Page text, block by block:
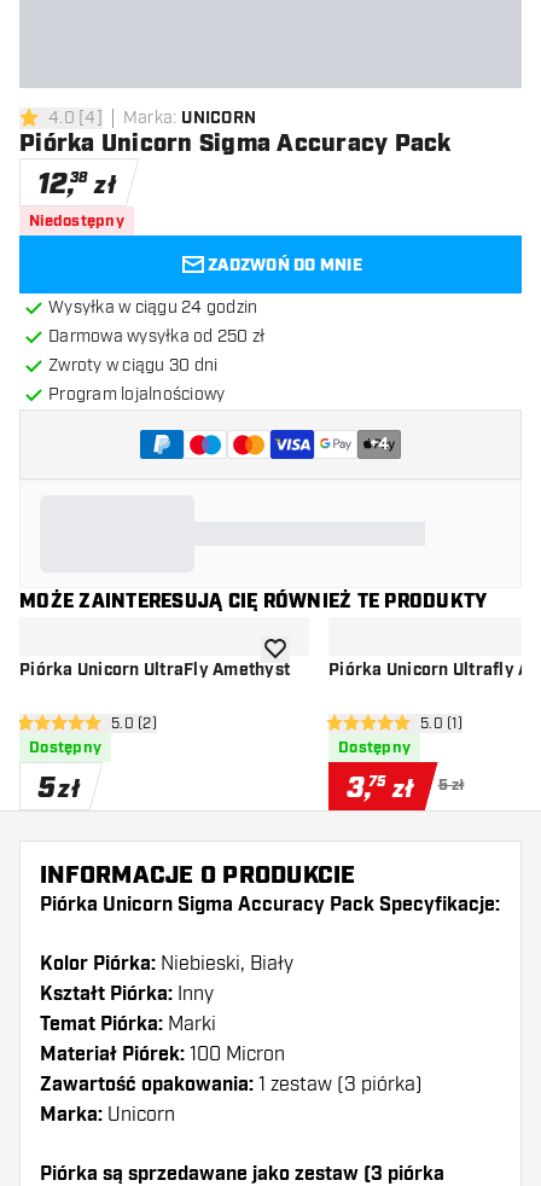
4 gwiazdki oceny
4.0 [4] Marka: UNICORN
Piórka Unicorn Sigma Accuracy Pack
12,38 zł
Niedostępny
ZADZWOŃ DO MNIE
Wysyłka w ciągu 24 godzin
Darmowa wysyłka od 250 zł
Zwroty w ciągu 30 dni
Program lojalnościowy
+4
MOŻE ZAINTERESUJĄ CIĘ RÓWNIEŻ TE PRODUKTY
Piórka Unicorn UltraFly Amethyst
otwórz panel recenzji
5 gwiazdki oceny5.0 (2)
Dostępny
5zł
dodaj do listy życzeń
Piórka Unicorn Ultrafly
otwórz panel
5 gwiazdki oceny
5.0 (1)
Dostępny
3,75 zł 5 zł
INFORMACJE O PRODUKCIE
Piórka Unicorn Sigma Accuracy Pack Specyfikacje:
Kolor Piórka: Niebieski, Biały
Kształt Piórka: Inny
Temat Piórka: Marki
Materiał Piórek: 100 Micron
Zawartość opakowania: 1 zestaw (3 piórka)
Marka: Unicorn
Piórka są sprzedawane jako zestaw (3 piórka